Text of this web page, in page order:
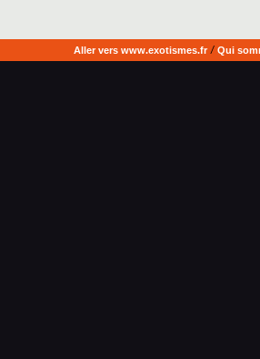
Aller vers www.exotismes.fr/ Qui